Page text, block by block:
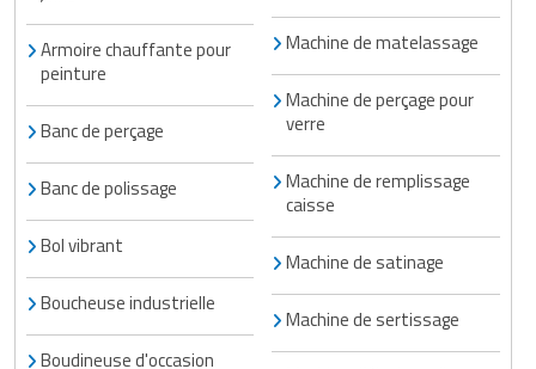
Ustensile cuisine professionnel
Vêtements personnalisés
Vitrines pour magasin
Traitement de l'air
Traitement des eaux
Trancheuse professionnelle
Transformateur électrique
Tubes et profilés
Tuyau flexible
Tuyau galvanisé
Tapis de bureau
Tapis et caillebotis
Traitement des surfaces
Traitement du linge
Vestiaires et casiers
Equipements de football
Equipements de karting
Equipements pour patinage
Equipements pour roller
Equipements pour skateboard
Equipements pour stade et terrain
sportif
Pétrin professionnel
Piano de cuisson
Plats et plateaux
Pompes à sauce
Portes commandes restaurant
Présentoir pour restaurant
Réchaud professionnel
Armoire chauffante pour
peinture
Banc de perçage
Banc de polissage
Bol vibrant
Boucheuse industrielle
Boudineuse d'occasion
Machine de matelassage
Machine de perçage pour
verre
Machine de remplissage
caisse
Machine de satinage
Machine de sertissage